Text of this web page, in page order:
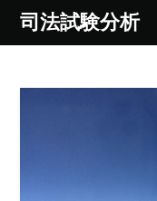
Skip司法試験分析